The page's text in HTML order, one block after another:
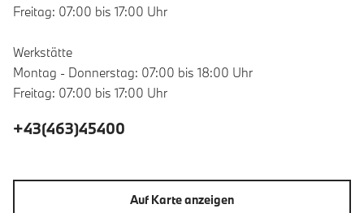
Freitag: 07:00 bis 17:00 Uhr
Werkstätte
Montag - Donnerstag: 07:00 bis 18:00 Uhr
Freitag: 07:00 bis 17:00 Uhr
+43(463)45400
Auf Karte anzeigen